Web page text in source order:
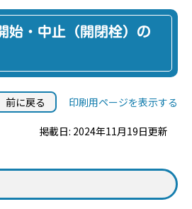
始・中止（開閉栓）の
前に戻る 印刷用ページを表示する
掲載日: 2024年11月19日更新